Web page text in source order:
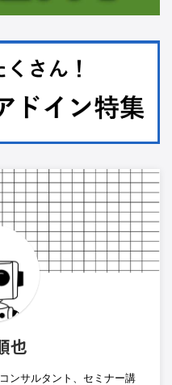
也
ンサルタント、セミナー講